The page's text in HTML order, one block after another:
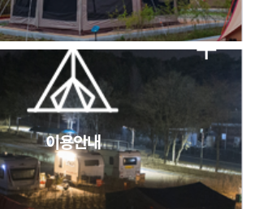
장(9월1일~6일) 미운영 공지
년 5월 캠핑장 안점 점검의 날 변경 안내
장(9월1일~6일) 미운영 공지
이용안내